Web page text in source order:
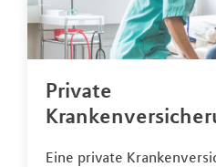
Private
Eine private